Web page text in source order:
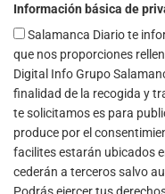
Información básica de
Salamanca Diario te
que nos proporciones
Digital Info Grupo
finalidad de la recogida y
te solicitamos es para
produce por el
facilites estarán ubicados
cederán a terceros salvo
Podrás ejercer tus